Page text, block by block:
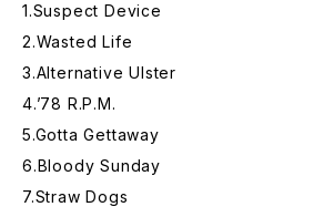
1.Suspect Device
2.Wasted Life
3.Alternative Ulster
4.’78 R.P.M.
5.Gotta Gettaway
6.Bloody Sunday
7.Straw Dogs